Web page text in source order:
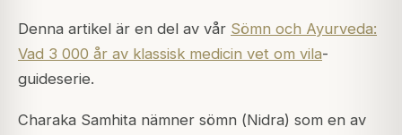
Denna artikel är en del av vår Sömn och Ayurveda:
Vad 3 000 år av klassisk medicin vet om vila-
guideserie.
Charaka Samhita nämner sömn (Nidra) som en av